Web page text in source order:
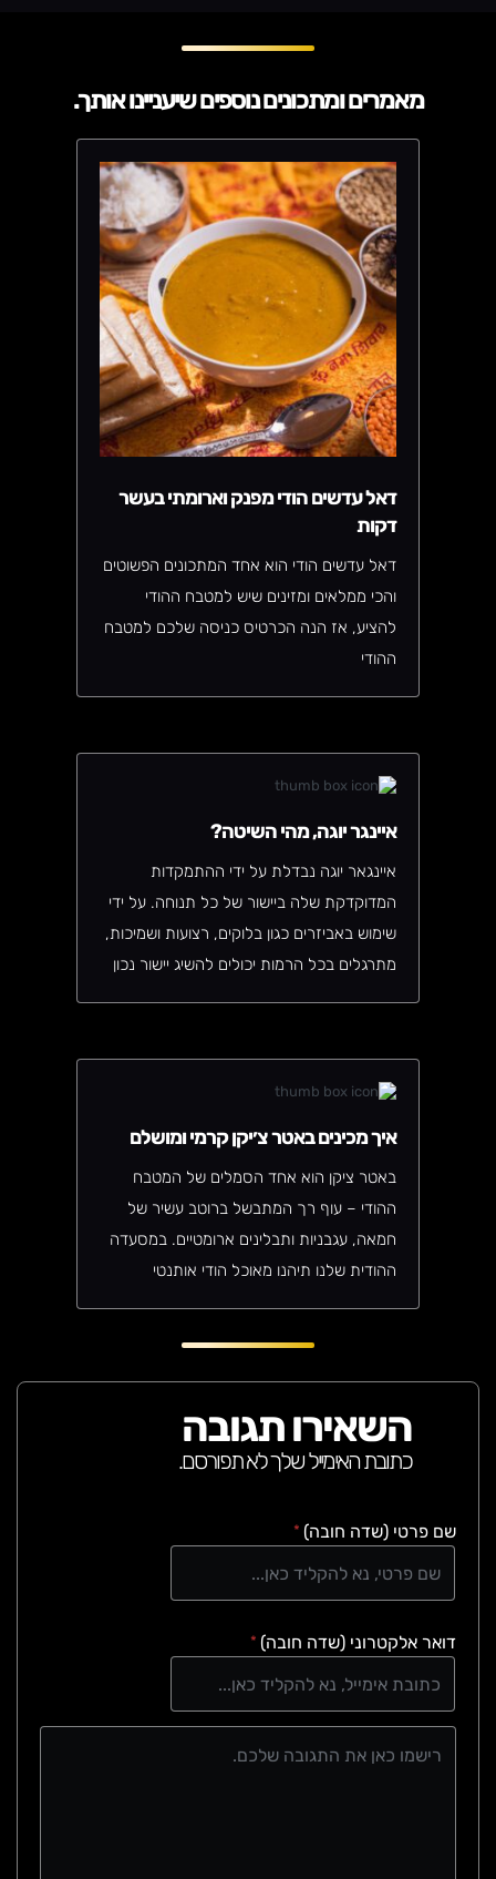
מאמרים ומתכונים נוספים שיעניינו אותך.
דאל עדשים הודי מפנק וארומתי בעשר
דקות
דאל עדשים הודי הוא אחד המתכונים הפשוטים
והכי ממלאים ומזינים שיש למטבח ההודי
להציע, אז הנה הכרטיס כניסה שלכם למטבח
ההודי
איינגר יוגה, מהי השיטה?
איינגאר יוגה נבדלת על ידי ההתמקדות
המדוקדקת שלה ביישור של כל תנוחה. על ידי
שימוש באביזרים כגון בלוקים, רצועות ושמיכות,
מתרגלים בכל הרמות יכולים להשיג יישור נכון
עבור כולם, מתלמידים מתחילים ועד
מתקדמים, ובעלי מגבלות פיזיות.
איך מכינים באטר צ׳יקן קרמי ומושלם
באטר ציקן הוא אחד הסמלים של המטבח
ההודי – עוף רך המתבשל ברוטב עשיר של
חמאה, עגבניות ותבלינים ארומטיים. במסעדה
ההודית שלנו תיהנו מאוכל הודי אותנטי
השאירו תגובה
כתובת האימייל שלך לא תפורסם.
שם פרטי (שדה חובה) *
דואר אלקטרוני (שדה חובה) *